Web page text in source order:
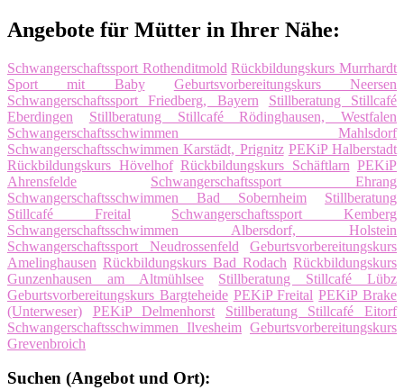
Angebote für Mütter in Ihrer Nähe:
Schwangerschaftssport Rothenditmold Rückbildungskurs Murrhardt
Sport mit Baby
Geburtsvorbereitungskurs Neersen
Schwangerschaftssport Friedberg, Bayern
Stillberatung Stillcafé
Eberdingen
Stillberatung Stillcafé Rödinghausen, Westfalen
Schwangerschaftsschwimmen Mahlsdorf
Schwangerschaftsschwimmen Karstädt, Prignitz PEKiP Halberstadt
Rückbildungskurs Hövelhof Rückbildungskurs Schäftlarn PEKiP
Ahrensfelde
Schwangerschaftssport Ehrang
Schwangerschaftsschwimmen Bad Sobernheim
Stillberatung
Stillcafé Freital
Schwangerschaftssport Kemberg
Schwangerschaftsschwimmen Albersdorf, Holstein
Schwangerschaftssport Neudrossenfeld
Geburtsvorbereitungskurs
Amelinghausen Rückbildungskurs Bad Rodach Rückbildungskurs
Gunzenhausen am Altmühlsee
Stillberatung Stillcafé Lübz
Geburtsvorbereitungskurs Bargteheide PEKiP Freital PEKiP Brake
(Unterweser)
PEKiP Delmenhorst
Stillberatung Stillcafé Eitorf
Schwangerschaftsschwimmen Ilvesheim Geburtsvorbereitungskurs
Grevenbroich
Suchen (Angebot und Ort):